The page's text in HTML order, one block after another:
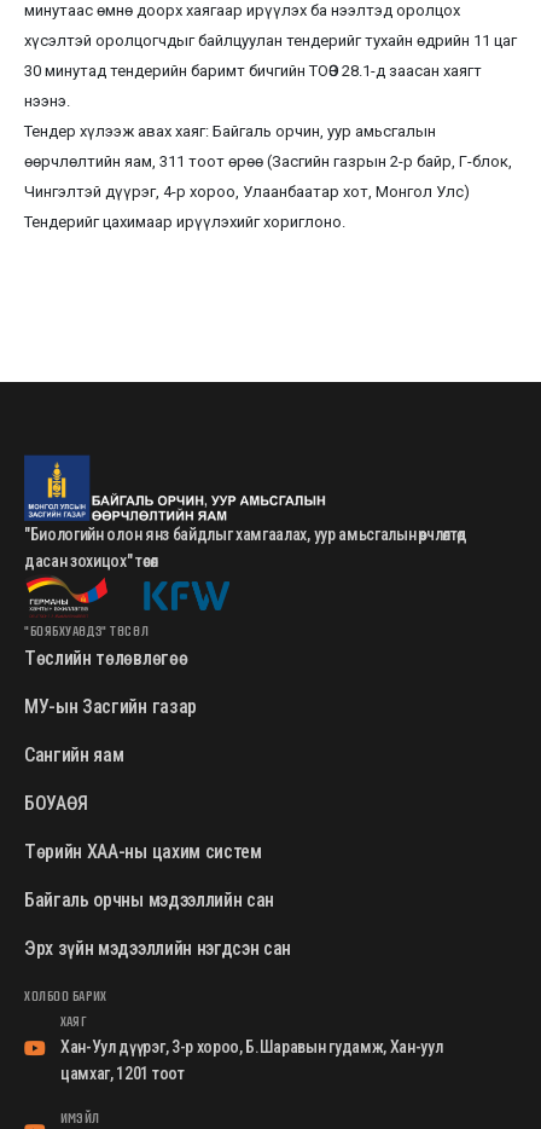
минутаас өмнө доорх хаягаар ирүүлэх ба нээлтэд оролцох
хүсэлтэй оролцогчдыг байлцуулан тендерийг тухайн өдрийн 11 цаг
30 минутад тендерийн баримт бичгийн ТОӨЗ 28.1-д заасан хаягт
нээнэ.
Тендер хүлээж авах хаяг: Байгаль орчин, уур амьсгалын
өөрчлөлтийн яам, 311 тоот өрөө (Засгийн газрын 2-р байр, Г-блок,
Чингэлтэй дүүрэг, 4-р хороо, Улаанбаатар хот, Монгол Улс)
Тендерийг цахимаар ирүүлэхийг хориглоно.
"Биологийн олон янз байдлыг хамгаалах, уур амьсгалын өөрчлөлтөд
дасан зохицох" төсөл
"БОЯБХУАӨДЗ" ТӨСӨЛ
Төслийн төлөвлөгөө
МУ-ын Засгийн газар
Сангийн яам
БОУАӨЯ
Төрийн ХАА-ны цахим систем
Байгаль орчны мэдээллийн сан
Эрх зүйн мэдээллийн нэгдсэн сан
ХОЛБОО БАРИХ
ХАЯГ
Хан-Уул дүүрэг, 3-р хороо, Б.Шаравын гудамж, Хан-уул
цамхаг, 1201 тоот
ИМЭЙЛ